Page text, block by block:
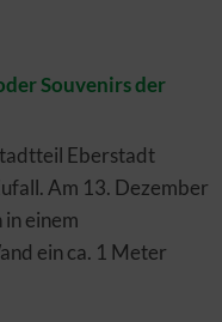
Souvenirs der
Eberstadt
Am 13. Dezember
einem
ein ca. 1 Meter